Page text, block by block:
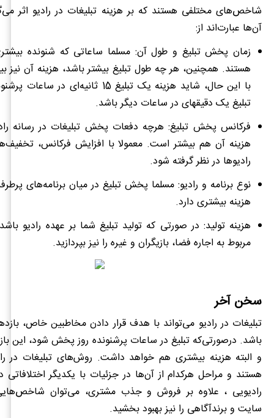
شاخص‌های مختلفی هستند که بر هزینه تبلیغات در رادیو اثر
آن‌ها عبارت‌اند از:
زمان پخش تبلیغ و طول آن: مسلما ساعاتی که شنونده
هستند. همچنین، هر چه طول تبلیغ بیشتر باشد، هزینه آن نیز
با این ‌حال، شاید هزینه یک تبلیغ 15
تبلیغ یک دقیقه­ای در ساعات دیگر باشد.
فرکانس پخش تبلیغ: هرچه دفعات پخش تبلیغات در رسانه
هزینه آن هم بیشتر است. معمولا با افزایش فرکانس،
رادیوها در نظر گرفته شود.
نوع برنامه و رادیو: مسلما پخش تبلیغ در میان برنامه‌های
هزینه بیشتری دارد.
هزینه تولید: در صورتی ‌که تولید تبلیغ شما بر عهده رادیو
مربوط به اجاره فضا، بازیگران و غیره را نیز بپردازید.
سخن آخر
تبلیغات در رادیو می‌تواند با هدف قرار دادن مخاطبین خاص،
باشد. درصورتی‌که تبلیغ در ساعات پرشنونده روز پخش شود، این
و البته هزینه بیشتری هم خواهد داشت. روش‌های تبلیغات در
هستند و مراحل هرکدام از آن‌ها در جزئیات با یکدیگر اختلافاتی
رادیویی ، علاوه بر فروش و جذب مشتری، می‌توان
سایت و برندآگاهی را نیز بهبود بخشید.